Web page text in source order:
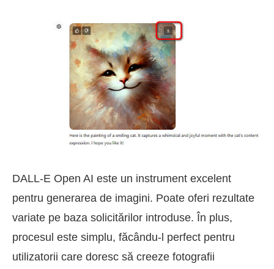
DALL-E Open AI este un instrument excelent
pentru generarea de imagini. Poate oferi rezultate
variate pe baza solicitărilor introduse. În plus,
procesul este simplu, făcându-l perfect pentru
utilizatorii care doresc să creeze fotografii